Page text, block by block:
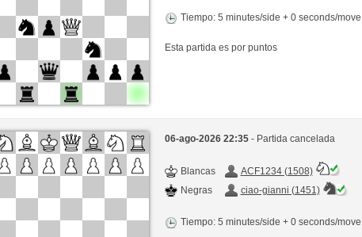
Tiempo: 5 minutes/side + 0 seconds/move
Esta partida es por puntos
06-ago-2026 22:35 - Partida cancelada
Blancas
ACF1234 (1508)
Negras
ciao-gianni (1451)
Tiempo: 5 minutes/side + 0 seconds/move